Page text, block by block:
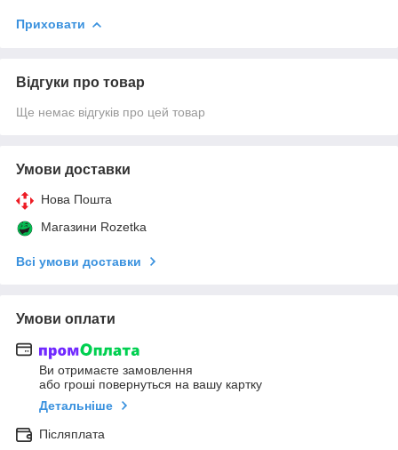
Приховати
Відгуки про товар
Ще немає відгуків про цей товар
Умови доставки
Нова Пошта
Магазини Rozetka
Всі умови доставки
Умови оплати
Ви отримаєте замовлення
або гроші повернуться на вашу картку
Детальніше
Післяплата